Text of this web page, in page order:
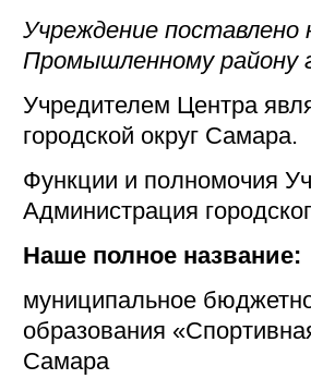
Учреждение
Промышленному району
Учредителем Центра
городской округ Самара.
Функции и полномочия
Администрация
Наше полное название:
муниципальное
образования
Самара